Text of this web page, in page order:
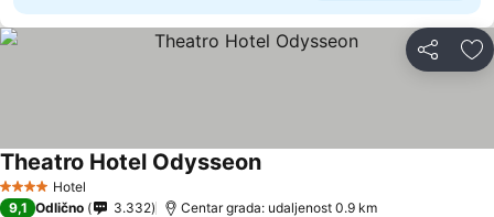
Deli
4 ZvezdiceHotel
Theatro Hotel Odysseon
9,1 Odlično 3.332 Centar grada: udaljenost 0.9 km